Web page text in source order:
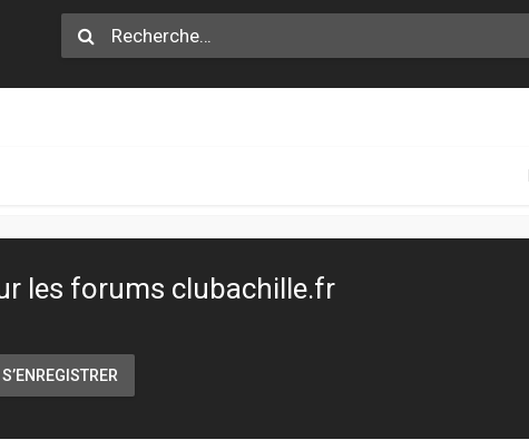
les forums clubachille.fr
S’ENREGISTRER